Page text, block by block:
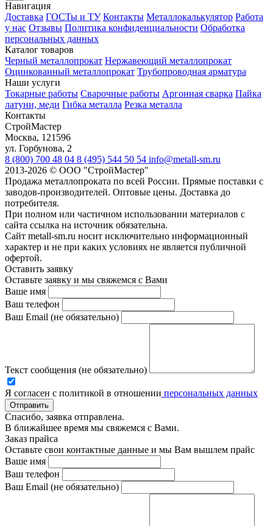
Навигация
Доставка ГОСТы и ТУ Контакты Металлокалькулятор Работа
у нас Отзывы Политика конфиденциальности Обработка
персональных данных
Каталог товаров
Черный металлопрокат Нержавеющий металлопрокат
Оцинкованный металлопрокат Трубопроводная арматура
Наши услуги
Токарные работы Сварочные работы Аргонная сварка Пайка
латуни, меди Гибка металла Резка металла
Контакты
СтройМастер
Москва, 121596
ул. Горбунова, 2
8 (800) 700 48 04 8 (495) 544 50 54 info@metall-sm.ru
2013-2026 © ООО "СтройМастер"
Продажа металлопроката по всей России. Прямые поставки с
заводов-производителей. Оптовые цены. Доставка до
потребителя.
При полном или частичном использовании материалов с
сайта ссылка на источник обязательна.
Сайт metall-sm.ru носит исключительно информационный
характер и не при каких условиях не является публичной
офертой.
Оставить заявку
Оставьте заявку и мы свяжемся с Вами
Ваше имя
Ваш телефон
Ваш Email (не обязательно)
Текст сообщения (не обязательно)
Я согласен с политикой в отношении персональных данных
Отправить
Спасибо, заявка отправлена.
В ближайшее время мы свяжемся с Вами.
Заказ прайса
Оставьте свои контактные данные и мы Вам вышлем прайс
Ваше имя
Ваш телефон
Ваш Email (не обязательно)